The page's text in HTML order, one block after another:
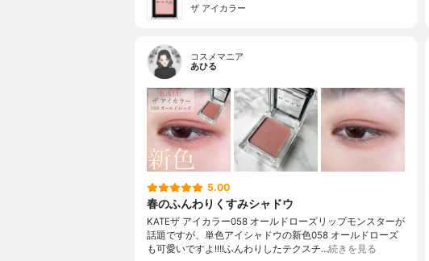
ザ アイカラー
コスメマニア
あひる
5.00
春のふんわりくすみシャドウ
KATEザ アイカラー058 オールドローズリップモンスターが
話題ですが、単色アイシャドウの新色058 オールドローズ
も可愛いですよ!!!!ふんわりしたテクスチ…続きを見る